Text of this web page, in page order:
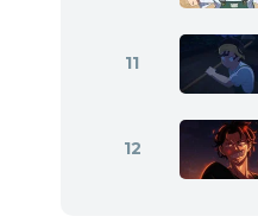
11
12